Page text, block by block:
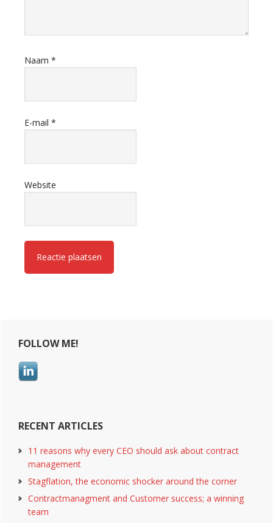
Naam *
E-mail *
Website
Primary
Sidebar
FOLLOW ME!
RECENT ARTICLES
11 reasons why every CEO should ask about contract
management
Stagflation, the economic shocker around the corner
Contractmanagment and Customer success; a winning
team